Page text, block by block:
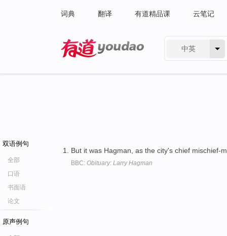
词典 翻译 有道精品课 云笔记
中英
双语例句
全部
口语
书面语
论文
原声例句
But it was Hagman, as the city's chief
BBC: Obituary: Larry Hagman